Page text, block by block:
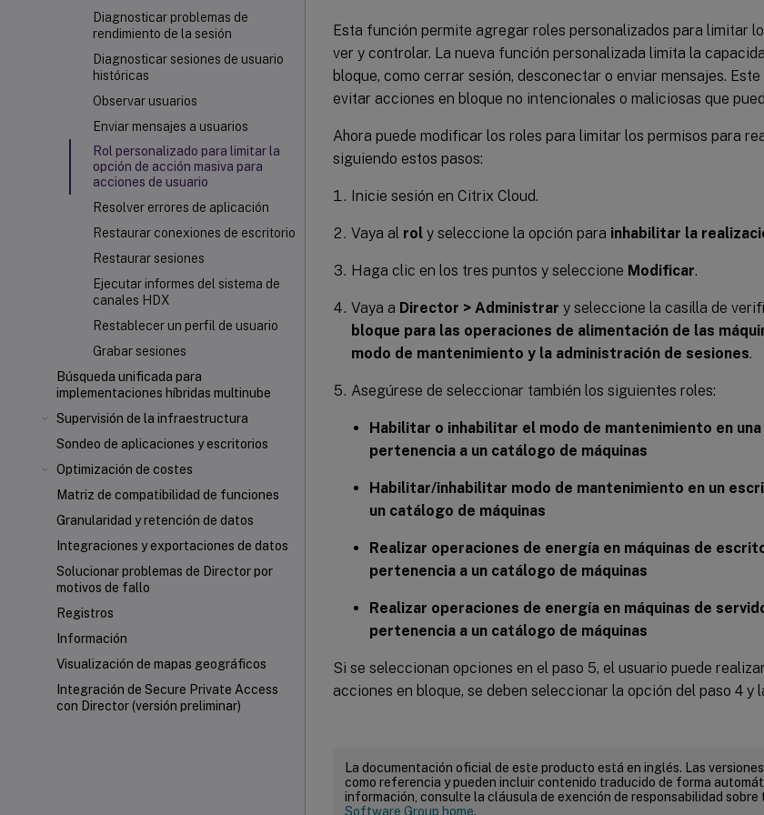
Diagnosticar problemas de
rendimiento de la sesión
Diagnosticar sesiones de usuario
históricas
Observar usuarios
Enviar mensajes a usuarios
Rol personalizado para limitar la
opción de acción masiva para
acciones de usuario
Resolver errores de aplicación
Restaurar conexiones de escritorio
Restaurar sesiones
Ejecutar informes del sistema de
canales HDX
Restablecer un perfil de usuario
Grabar sesiones
Búsqueda unificada para
implementaciones híbridas multinube
Supervisión de la infraestructura
Sondeo de aplicaciones y escritorios
Optimización de costes
Matriz de compatibilidad de funciones
Granularidad y retención de datos
Integraciones y exportaciones de datos
Solucionar problemas de Director por
motivos de fallo
Registros
Información
Visualización de mapas geográficos
Integración de Secure Private Access
con Director (versión preliminar)
Esta función permite agregar roles personalizados para limitar
ver y controlar. La nueva función personalizada limita la
bloque, como cerrar sesión, desconectar o enviar mensajes.
evitar acciones en bloque no intencionales o maliciosas que
Ahora puede modificar los roles para limitar los permisos para
siguiendo estos pasos:
Inicie sesión en Citrix Cloud.
Vaya al rol y seleccione la opción para inhabilitar la
Haga clic en los tres puntos y seleccione Modificar.
Vaya a Director > Administrar y seleccione la casilla de
bloque para las operaciones de alimentación de las
modo de mantenimiento y la administración de sesiones.
Asegúrese de seleccionar también los siguientes roles:
Habilitar o inhabilitar el modo de mantenimiento en una
pertenencia a un catálogo de máquinas
Habilitar/inhabilitar modo de mantenimiento en un
un catálogo de máquinas
Realizar operaciones de energía en máquinas de
pertenencia a un catálogo de máquinas
Realizar operaciones de energía en máquinas de
pertenencia a un catálogo de máquinas
Si se seleccionan opciones en el paso 5, el usuario puede
acciones en bloque, se deben seleccionar la opción del paso 4 y
La documentación oficial de este producto está en inglés. Las
como referencia y pueden incluir contenido traducido de forma
información, consulte la cláusula de exención de responsabilidad
Software Group home.